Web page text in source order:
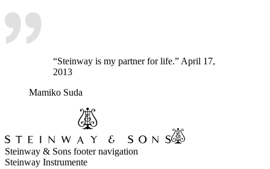
“Steinway is my partner for life.” April 17,
2013
Mamiko Suda
Steinway & Sons footer navigation
Steinway Instrumente